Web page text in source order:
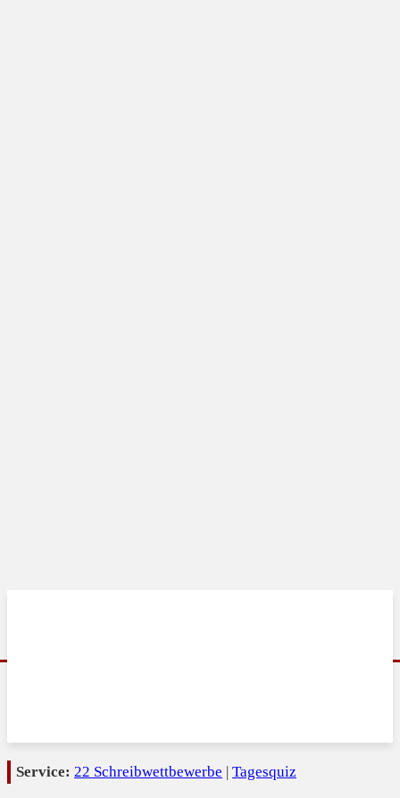
Service: 22 Schreibwettbewerbe | Tagesquiz